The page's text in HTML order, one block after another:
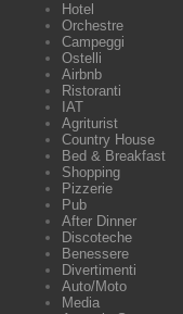
Hotel
Orchestre
Campeggi
Ostelli
Airbnb
Ristoranti
IAT
Agriturist
Country House
Bed & Breakfast
Shopping
Pizzerie
Pub
After Dinner
Discoteche
Benessere
Divertimenti
Auto/Moto
Media